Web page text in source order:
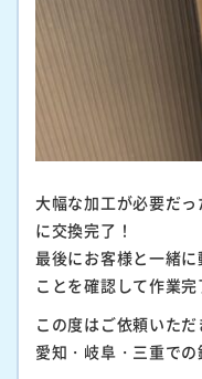
大幅な加工が必要だ
に交換完了！
最後にお客様と一緒
ことを確認して作業
この度はご依頼いた
愛知・岐阜・三重で